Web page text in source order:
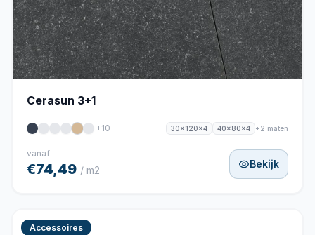
Cerasun 3+1
+10 30x120x4 40x80x4 +2 maten
vanaf
€74,49 / m2
Bekijk
Accessoires